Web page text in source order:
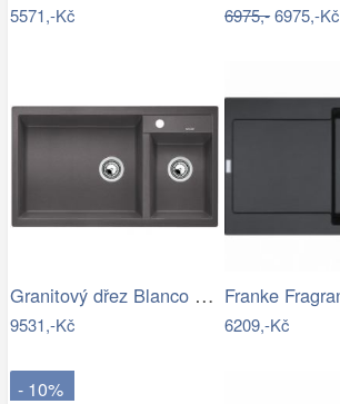
5571,-Kč 6975,-6975,-Kč
Granitový dřez Blanco METRA 9 šedá…
9531,-Kč 6209,-Kč
- 10%